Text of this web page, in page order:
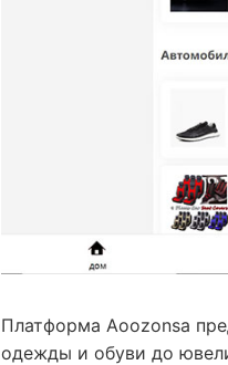
Платформа Aoozonsa
одежды и обуви до